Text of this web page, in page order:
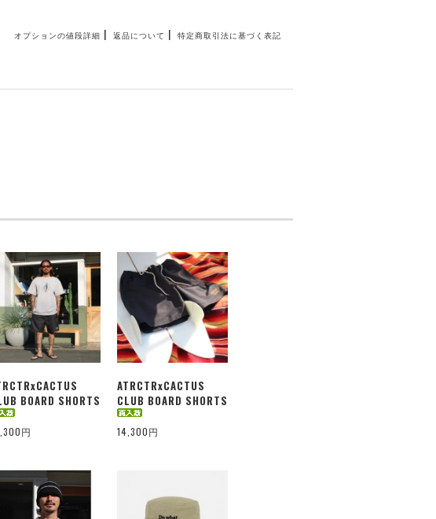
オプションの値段詳細 | 返品について | 特定商取引法に基づく表記
BOARD SHORTS
円
ATRCTRxCACTUS
CLUB BOARD SHORTS
14,300円